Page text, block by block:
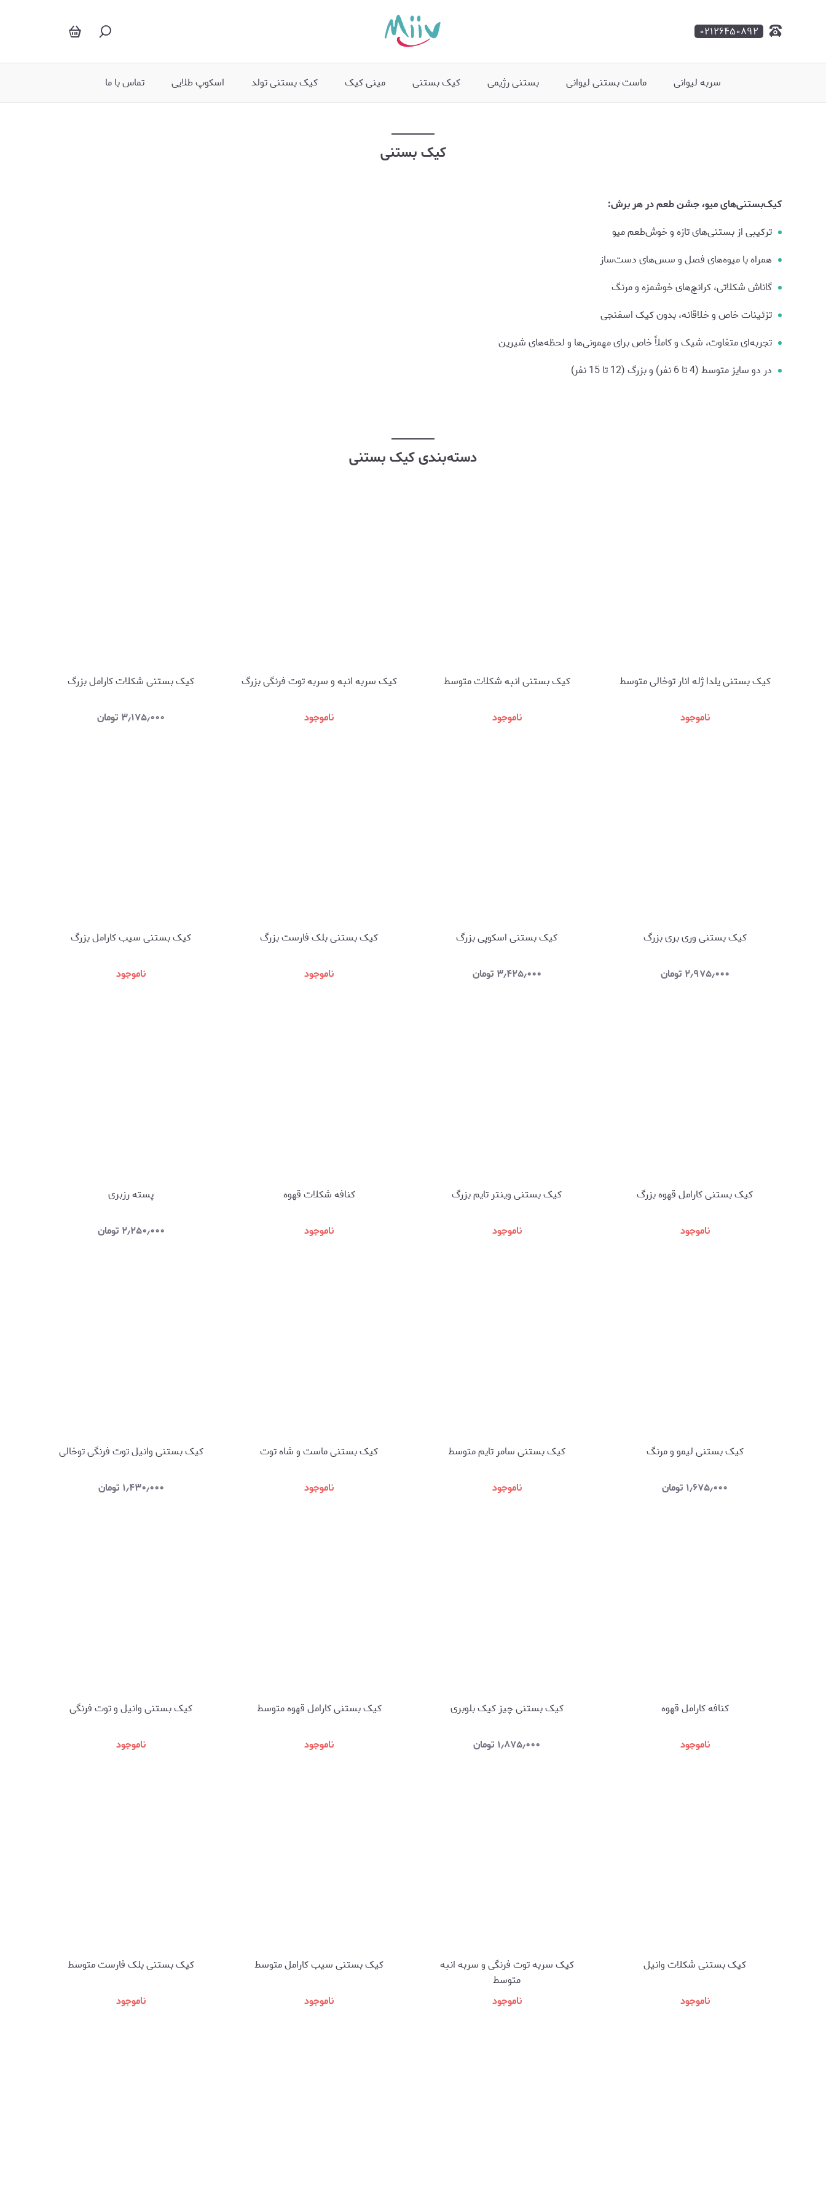
۰۲۱۲۶۴۵۰۸۹۲
سربه لیوانی ماست بستنی لیوانی بستنی رژیمی کیک بستنی مینی کیک کیک بستنی تولد اسکوپ طلایی تماس با ما
کیک بستنی
کیک‌بستنی‌های میو، جشن طعم در هر برش:
ترکیبی از بستنی‌های تازه و خوش‌طعم میو
همراه با میوه‌های فصل و سس‌های دست‌ساز
گاناش شکلاتی، کرانچ‌های خوشمزه و مرنگ
تزئینات خاص و خلاقانه، بدون کیک اسفنجی
تجربه‌ای متفاوت، شیک و کاملاً خاص برای مهمونی‌ها و لحظه‌های شیرین
در دو سایز متوسط (4 تا 6 نفر) و بزرگ (12 تا 15 نفر)
دسته‌بندی کیک بستنی
کیک بستنی یلدا ژله انار توخالی متوسط
ناموجود
کیک بستنی انبه شکلات متوسط
ناموجود
کیک سربه انبه و سربه توت فرنگی بزرگ
ناموجود
کیک بستنی شکلات کارامل بزرگ
۳٫۱۷۵٫۰۰۰ تومان
کیک بستنی وری بری بزرگ
۲٫۹۷۵٫۰۰۰ تومان
کیک بستنی اسکوپی بزرگ
۳٫۴۲۵٫۰۰۰ تومان
کیک بستنی بلک فارست بزرگ
ناموجود
کیک بستنی سیب کارامل بزرگ
ناموجود
کیک بستنی کارامل قهوه بزرگ
ناموجود
کیک بستنی وینتر تایم بزرگ
ناموجود
کنافه شکلات قهوه
ناموجود
پسته رزبری
۲٫۲۵۰٫۰۰۰ تومان
کیک بستنی لیمو و مرنگ
۱٫۶۷۵٫۰۰۰ تومان
کیک بستنی سامر تایم متوسط
ناموجود
کیک بستنی ماست و شاه توت
ناموجود
کیک بستنی وانیل توت فرنگی توخالی
۱٫۴۳۰٫۰۰۰ تومان
کنافه کارامل قهوه
ناموجود
کیک بستنی چیز کیک بلوبری
۱٫۸۷۵٫۰۰۰ تومان
کیک بستنی کارامل قهوه متوسط
ناموجود
کیک بستنی وانیل و توت فرنگی
ناموجود
کیک بستنی شکلات وانیل
ناموجود
کیک سربه توت فرنگی و سربه انبه
متوسط
ناموجود
کیک بستنی سیب کارامل متوسط
ناموجود
کیک بستنی بلک فارست متوسط
ناموجود